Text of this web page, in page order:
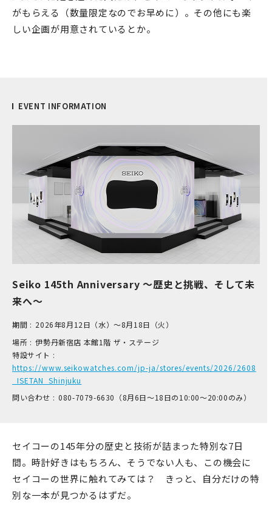
がもらえる（数量限定なのでお早めに）。その他にも楽
しい企画が用意されているとか。
EVENT INFORMATION
Seiko 145th Anniversary ～歴史と挑戦、そして未
来へ～
期間 : 2026年8月12日（水）～8月18日（火）
場所 : 伊​勢丹新宿店 本​館1階 ザ​・ステージ
特設サイト :
https://www.seikowatches.com/jp-ja/stores/events/2026/2608
_ISETAN_Shinjuku
問い合わせ : 0​80-7​079-6​630（8月6日～18日の1​0:00～2​0:00のみ）
セイコーの145年分の歴史と技術が詰まった特別な7日
間。時計好きはもちろん、そうでない人も、この機会に
セイコーの世界に触れてみては？ きっと、自分だけの特
別な一本が見つかるはずだ。